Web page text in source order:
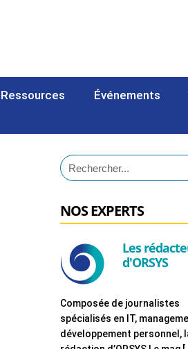
Ressources Événements
NOS EXPERTS
Les
d'ORSYS
Composée de journalistes
spécialisés en IT,
développement personnel,